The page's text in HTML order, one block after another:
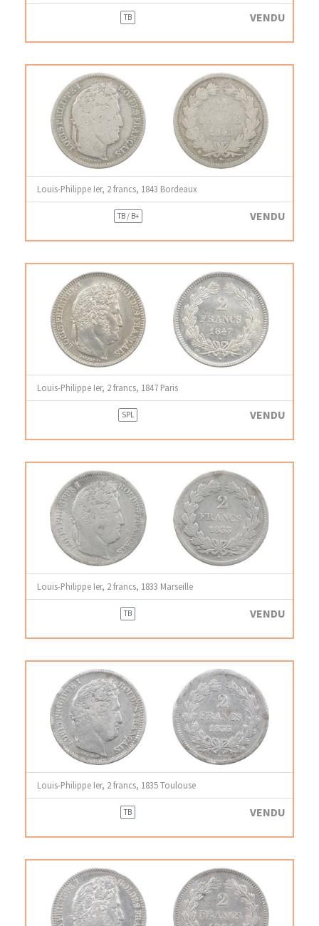
TB VENDU
Louis-Philippe Ier, 2 francs, 1843 Bordeaux
TB / B+ VENDU
Louis-Philippe Ier, 2 francs, 1847 Paris
SPL VENDU
Louis-Philippe Ier, 2 francs, 1833 Marseille
TB VENDU
Louis-Philippe Ier, 2 francs, 1835 Toulouse
TB VENDU